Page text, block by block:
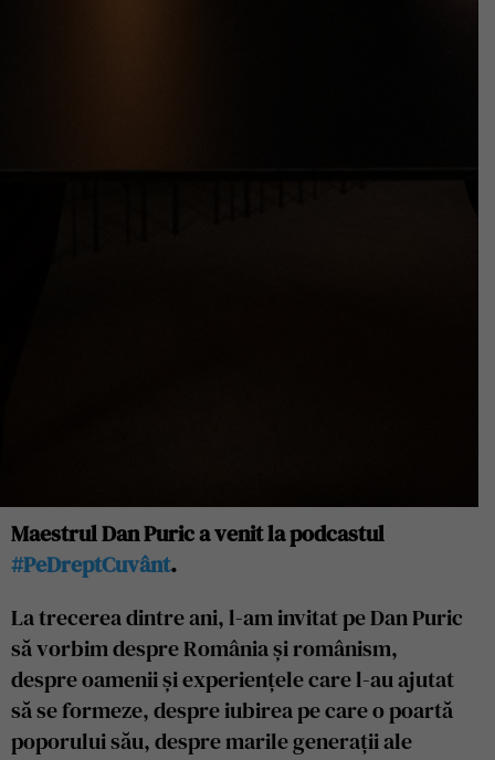
Maestrul Dan Puric a venit la podcastul
#PeDreptCuvânt.
La trecerea dintre ani, l-am invitat pe Dan Puric
să vorbim despre România și românism,
despre oamenii și experiențele care l-au ajutat
să se formeze, despre iubirea pe care o poartă
poporului său, despre marile generații ale